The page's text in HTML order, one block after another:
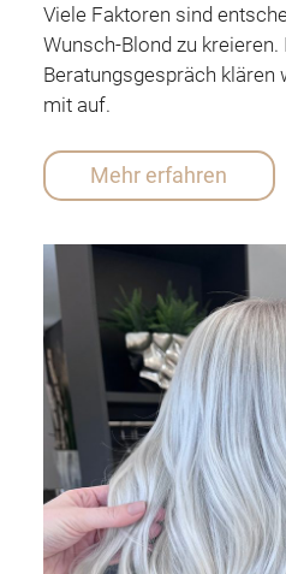
Viele Faktoren sind
Wunsch-Blond zu kreieren.
Beratungsgespräch klären
mit auf.
Mehr erfahren